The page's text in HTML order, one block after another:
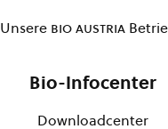
Unsere bio austria
Bio-Infocenter
Downloadcenter